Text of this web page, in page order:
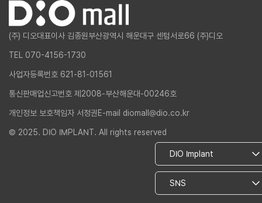
(주) 디오대표이사 김종원부산광역시 해운대구 센텀서로66 (주)디오
TEL 070-4156-1730
사업자등록번호 621-81-01561
통신판매업신고번호 제2008-부산해운대-00246호
개인정보 보호책임자 서정권 E-mail diomall@dio.co.kr
© 2025. DIO IMPLANT. All rights reserved